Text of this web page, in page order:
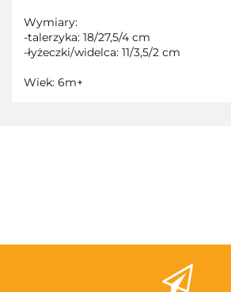
Wymiary:
-talerzyka: 18/27,5/4 cm
-łyżeczki/widelca: 11/3,5/2 cm
Wiek: 6m+